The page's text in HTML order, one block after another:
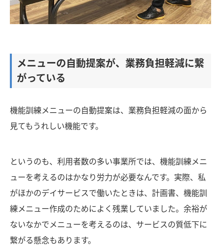
メニューの自動提案が、業務負担軽減に繋
がっている
機能訓練メニューの自動提案は、業務負担軽減の面から
見てもうれしい機能です。
というのも、利用者数の多い事業所では、機能訓練メニ
ューを考えるのはかなり労力が必要なんです。実際、私
がほかのデイサービスで働いたときは、計画書、機能訓
練メニュー作成のためによく残業していました。余裕が
ないなかでメニューを考えるのは、サービスの質低下に
繋がる懸念もあります。